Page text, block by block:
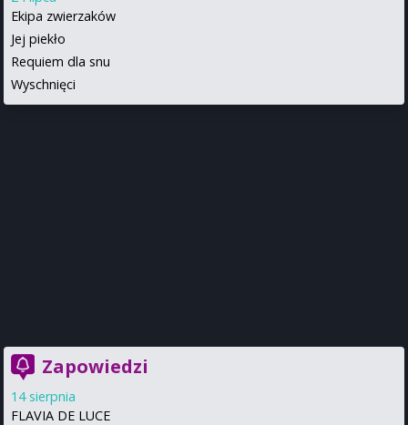
Ekipa zwierzaków
Jej piekło
Requiem dla snu
Wyschnięci
Zapowiedzi
14 sierpnia
FLAVIA DE LUCE